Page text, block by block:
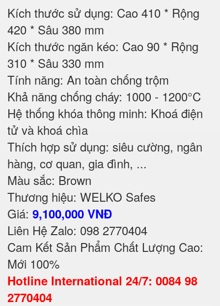
Kích thước sử dụng: Cao 410 * Rộng
420 * Sâu 380 mm
Kích thước ngăn kéo: Cao 90 * Rộng
310 * Sâu 330 mm
Tính năng: An toàn chống trộm
Khả năng chống cháy: 1000 - 1200°C
Hệ thống khóa thông minh: Khoá điện
tử và khoá chìa
Thích hợp sử dụng: siêu cường, ngân
hàng, cơ quan, gia đình, ...
Màu sắc: Brown
Thương hiệu: WELKO Safes
Giá: 9,100,000 VNĐ
Liên Hệ Zalo: 098 2770404
Cam Kết Sản Phẩm Chất Lượng Cao:
Mới 100%
Hotline International 24/7: 0084 98
2770404